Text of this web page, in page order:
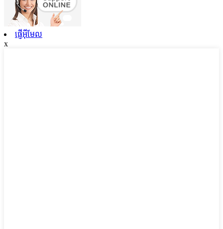
ផ្ញើអ៊ីមែល
x